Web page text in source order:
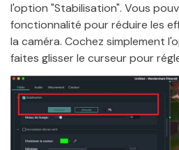
l'option "Stabilisation". Vous
fonctionnalité pour réduire les
la caméra. Cochez simplement
faites glisser le curseur pour